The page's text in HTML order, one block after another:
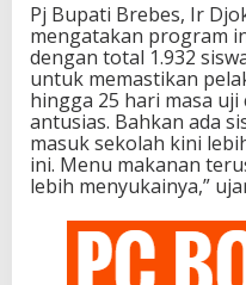
Pj Bupati Brebes, Ir
mengatakan program
dengan total 1.932
untuk memastikan
hingga 25 hari masa
antusias. Bahkan ada
masuk sekolah kini
ini. Menu makanan
lebih menyukainya,”